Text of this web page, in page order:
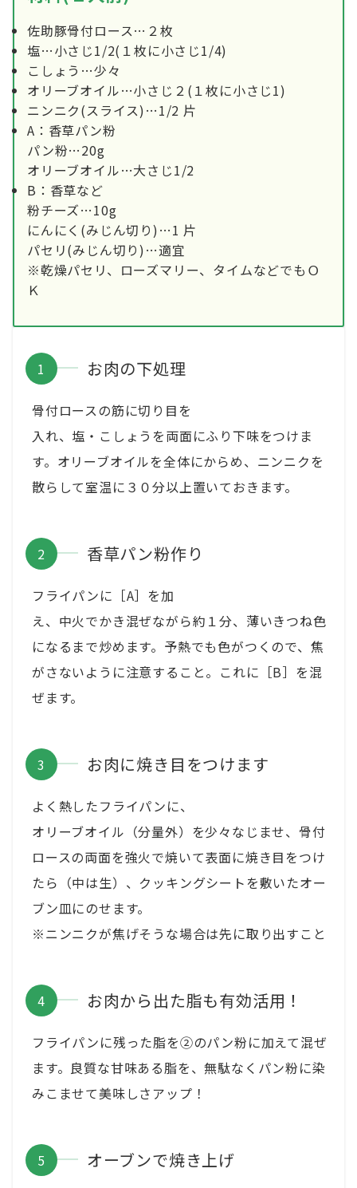
佐助豚骨付ロース…２枚
塩…小さじ1/2(１枚に小さじ1/4)
こしょう…少々
オリーブオイル…小さじ２(１枚に小さじ1)
ニンニク(スライス)…1/2 片
A：香草パン粉
パン粉…20g
オリーブオイル…大さじ1/2
B：香草など
粉チーズ…10g
にんにく(みじん切り)…1 片
パセリ(みじん切り)…適宜
※乾燥パセリ、ローズマリー、タイムなどでもＯ
Ｋ
お肉の下処理
骨付ロースの筋に切り目を
入れ、塩・こしょうを両面にふり下味をつけま
す。オリーブオイルを全体にからめ、ニンニクを
散らして室温に３０分以上置いておきます。
香草パン粉作り
フライパンに［A］を加
え、中火でかき混ぜながら約１分、薄いきつね色
になるまで炒めます。予熱でも色がつくので、焦
がさないように注意すること。これに［B］を混
ぜます。
お肉に焼き目をつけます
よく熱したフライパンに、
オリーブオイル（分量外）を少々なじませ、骨付
ロースの両面を強火で焼いて表面に焼き目をつけ
たら（中は生）、クッキングシートを敷いたオー
ブン皿にのせます。
※ニンニクが焦げそうな場合は先に取り出すこと
お肉から出た脂も有効活用！
フライパンに残った脂を②のパン粉に加えて混ぜ
ます。良質な甘味ある脂を、無駄なくパン粉に染
みこませて美味しさアップ！
オーブンで焼き上げ